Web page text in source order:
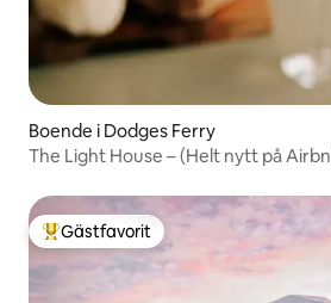
Boende i Dodges Ferry
The Light House – (Helt nytt på
Populär gästfavorit
Gästfavorit